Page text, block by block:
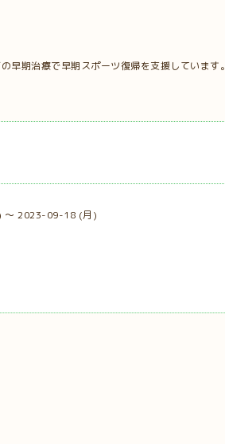
期治療で早期スポーツ復帰を支援しています。
～ 2023-09-18 (月)